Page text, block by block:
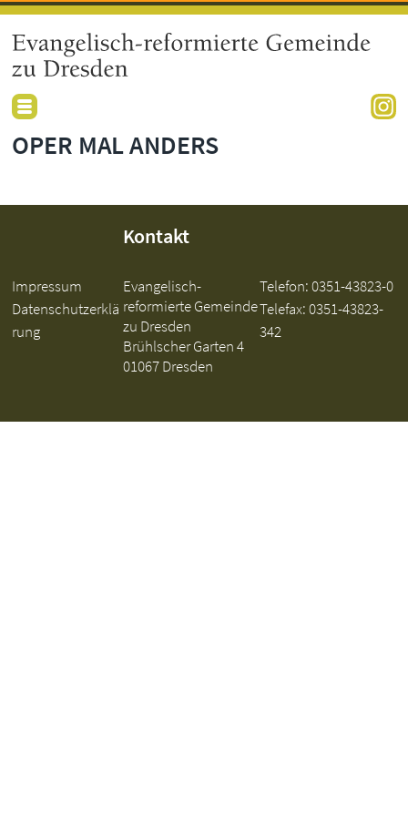
OPER MAL ANDERS
Impressum
Datenschutzerklä
rung
Kontakt
Evangelisch-
reformierte Gemeinde
zu Dresden
Brühlscher Garten 4
01067 Dresden
Telefon:0351-43823-0
Telefax: 0351-43823-
342